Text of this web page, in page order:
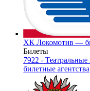
ХК Локомотив —
Билеты
7922 -
билетные агентства